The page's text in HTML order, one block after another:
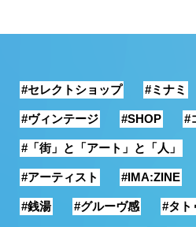
バファ
ズのキ
ャップ
銭湯
#セレクトショップ #ミナミ
#ヴィンテージ #SHOP #
#「街」と「アート」と「人」
#アーティスト #IMA:ZINE
#銭湯 #グルーヴ感 #タト